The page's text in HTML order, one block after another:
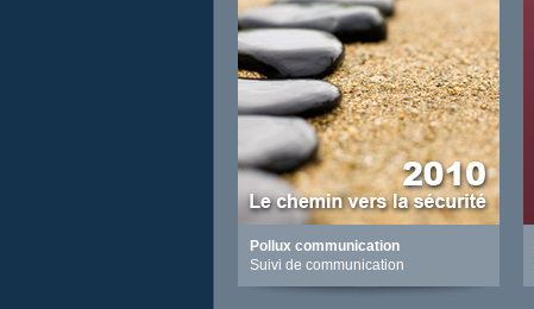
Pollux communication
Suivi de communication